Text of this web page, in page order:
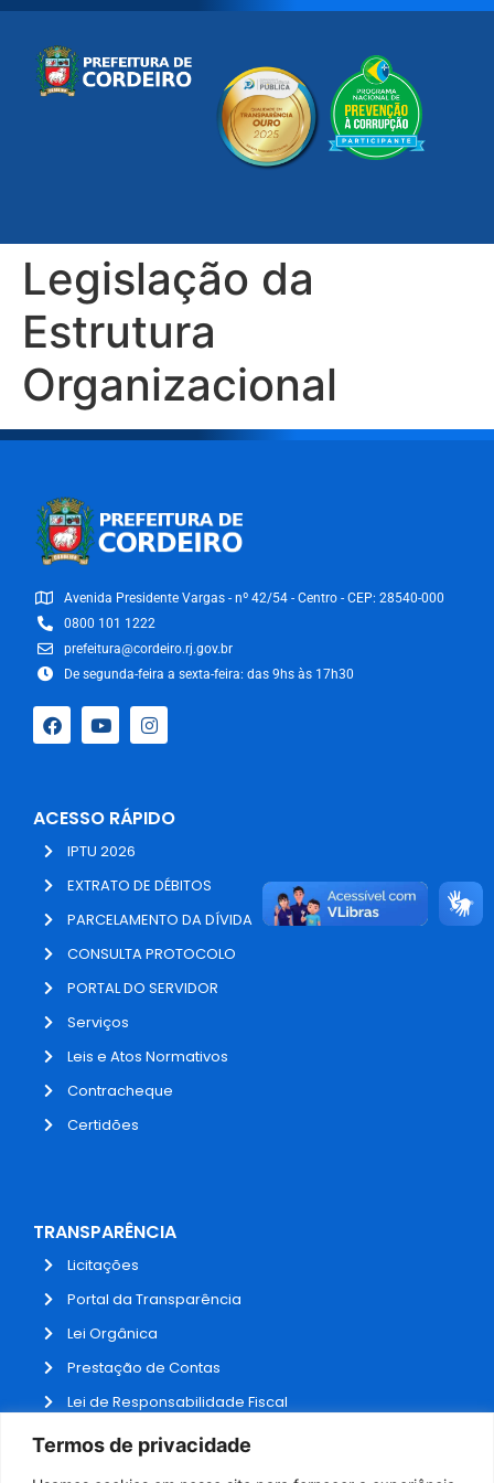
Termos de privacidade
Legislação da
Estrutura
Organizacional
Avenida Presidente Vargas - nº 42/54 - Centro - CEP: 28540-000
0800 101 1222
prefeitura@cordeiro.rj.gov.br
De segunda-feira a sexta-feira: das 9hs às 17h30
ACESSO RÁPIDO
IPTU 2026
EXTRATO DE DÉBITOS
PARCELAMENTO DA DÍVIDA
CONSULTA PROTOCOLO
PORTAL DO SERVIDOR
Serviços
Leis e Atos Normativos
Contracheque
Certidões
TRANSPARÊNCIA
Licitações
Portal da Transparência
Lei Orgânica
Prestação de Contas
Lei de Responsabilidade Fiscal
Receitas e Despesas